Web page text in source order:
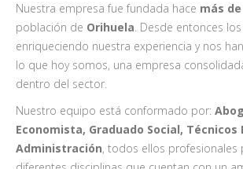
Nuestra empresa fue fundada hace más
población de Orihuela. Desde entonces
enriqueciendo nuestra experiencia y nos
lo que hoy somos, una empresa
dentro del sector.
Nuestro equipo está conformado por:
Economista, Graduado Social, Técnicos
Administración, todos ellos profesionales